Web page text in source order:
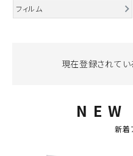
お問い合わせ
ACCOUNT MENU
フィルム
現在登録されてい
新着